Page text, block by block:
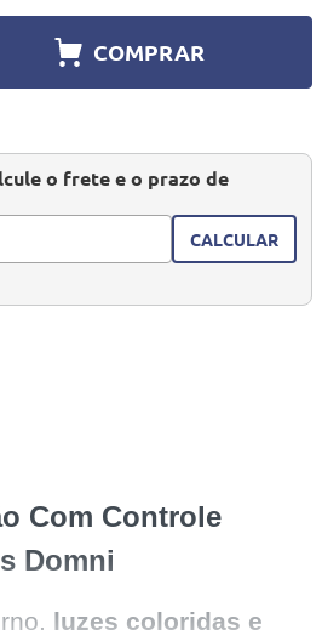
COMPRAR
o frete e o prazo de
CALCULAR
Com Controle
Domni
luzes coloridas e